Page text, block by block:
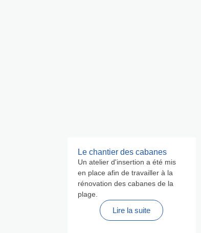
Le chantier des cabanes
Un atelier d'insertion a été mis
en place afin de travailler à la
rénovation des cabanes de la
plage.
Lire la suite